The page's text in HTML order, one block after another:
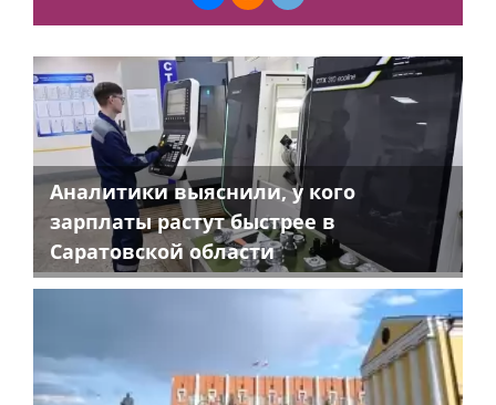
Аналитики выяснили, у кого
зарплаты растут быстрее в
Саратовской области